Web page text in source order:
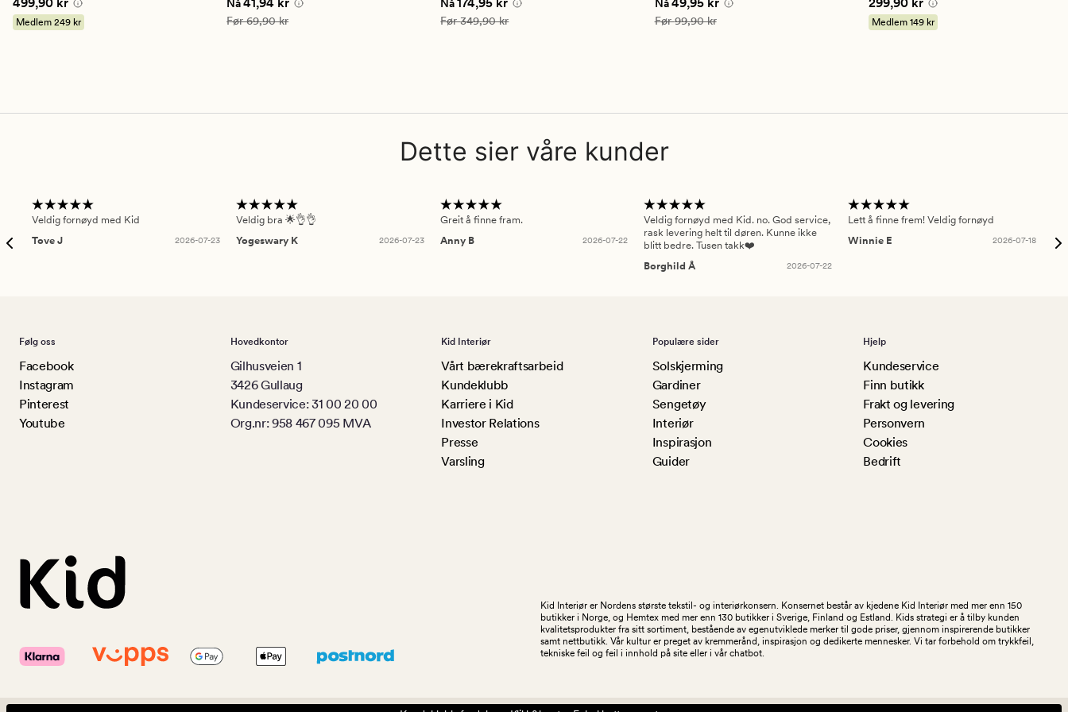
på
4.5
Medlem 249 kr
Nå
Vanlig pris 69,90 kr
Før69,90 kr
på
4.5
Nå
Vanlig pris 349,90 kr
Før349,90 kr
på
4.5
Nå
Vanlig pris 99,90 kr
Før99,90 kr
på
4.5
Medlem 149 kr
Dette sier våre kunder
Veldig fornøyd med Kid
Tove J
2026-07-23
Veldig bra 🌟👌👌
Yogeswary K
2026-07-23
Greit å finne fram.
Anny B
2026-07-22
Veldig fornøyd med Kid. no. God service,
rask levering helt til døren. Kunne ikke
blitt bedre. Tusen takk❤️
Borghild Å
2026-07-22
Lett å finne frem! Veldig fornøyd
Winnie E
2026-07-18
Følg oss
Facebook
Instagram
Pinterest
Youtube
Hovedkontor
Gilhusveien 1
3426 Gullaug
Kundeservice: 31 00 20 00
Org.nr: 958 467 095 MVA
Kid Interiør
Vårt bærekraftsarbeid
Kundeklubb
Karriere i Kid
Investor Relations
Presse
Varsling
Populære sider
Solskjerming
Gardiner
Sengetøy
Interiør
Inspirasjon
Guider
Hjelp
Kundeservice
Finn butikk
Frakt og levering
Personvern
Cookies
Bedrift
Kid Interiør er Nordens største tekstil- og interiørkonsern. Konsernet består av kjedene Kid Interiør med mer enn 150
butikker i Norge, og Hemtex med mer enn 130 butikker i Sverige, Finland og Estland. Kids strategi er å tilby kunden
kvalitetsprodukter fra sitt sortiment, bestående av egenutviklede merker til gode priser, gjennom inspirerende butikker
samt nettbutikk. Vår kultur er preget av kremmerånd, inspirasjon og dedikerte mennesker. Vi tar forbehold om trykkfeil,
tekniske feil og feil i innhold på site eller i vår chatbot.